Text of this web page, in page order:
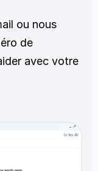
ou nous
de
avec votre